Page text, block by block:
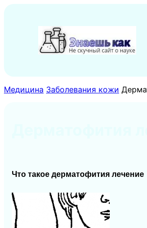
содержимому
Медицина Заболевания кожи
Что такое дерматофития лечение